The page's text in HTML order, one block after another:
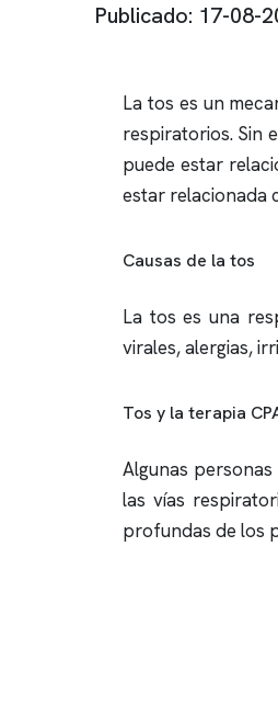
Publicado: 17-08-
La tos es un
respiratorios. Sin
puede estar
estar relacionada
Causas de la tos
La tos es una
virales, alergias,
Tos y la terapia
Algunas
las vías
profundas de los